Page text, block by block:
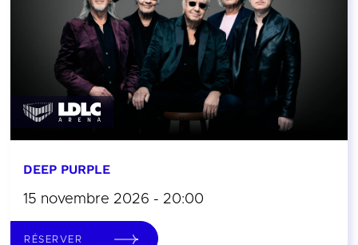
DEEP PURPLE
15 novembre 2026 - 20:00
RÉSERVER